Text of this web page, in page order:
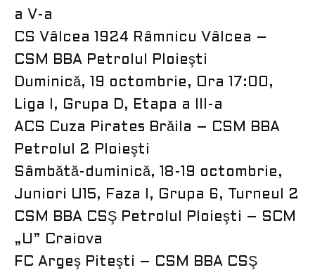
a V-a
CS Vâlcea 1924 Râmnicu Vâlcea –
CSM BBA Petrolul Ploieşti
Duminică, 19 octombrie, Ora 17:00,
Liga I, Grupa D, Etapa a III-a
ACS Cuza Pirates Brăila – CSM BBA
Petrolul 2 Ploieşti
Sâmbătă-duminică, 18-19 octombrie,
Juniori U15, Faza I, Grupa 6, Turneul 2
CSM BBA CSŞ Petrolul Ploieşti – SCM
„U” Craiova
FC Argeş Piteşti – CSM BBA CSŞ